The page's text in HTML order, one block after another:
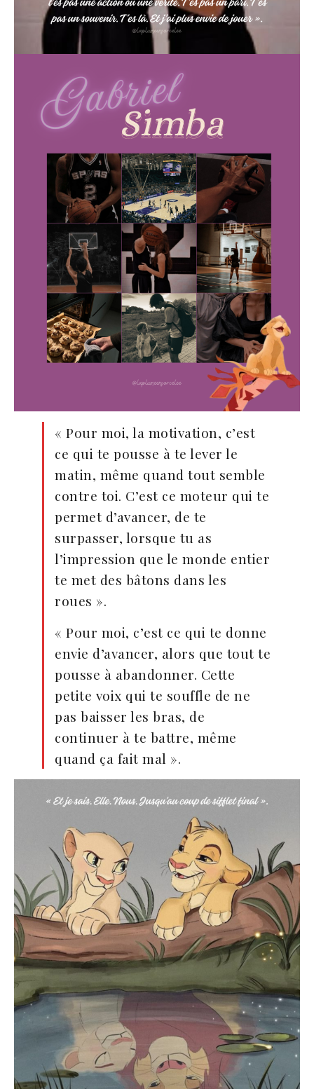
« Pour moi, la motivation, c’est
ce qui te pousse à te lever le
matin, même quand tout semble
contre toi. C’est ce moteur qui te
permet d’avancer, de te
surpasser, lorsque tu as
l’impression que le monde entier
te met des bâtons dans les
roues ».
« Pour moi, c’est ce qui te donne
envie d’avancer, alors que tout te
pousse à abandonner. Cette
petite voix qui te souffle de ne
pas baisser les bras, de
continuer à te battre, même
quand ça fait mal ».